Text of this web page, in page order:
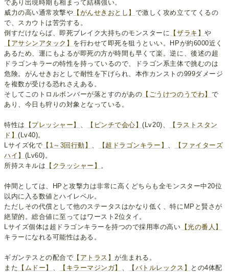
であり出現時期も相まって結構強い。
威力の高い通常攻撃や 【がんせきおとし】 で激しく攻め立ててくるの
で、スカウトは苦労する。
倒すだけならば、即死ブレイク大持ちのモンスターに
【ザラキ】や
【アサシンアタック】 を行わせて即死を狙うといい。HPが約6000近く
あるため、運にもよるが即死の方が時間も早くて楽。逆に、後述の超
ドラゴンキラーの特性を持っているので、ドラゴン系主体で挑むのは
危険。がんせきおとしで耐性を下げられ、本作カンストの999ダメージ
を複数が受ける恐れさえある。
そしてこのトロルボンバーが落とすのがあの 【ごうけつのうでわ】 で
あり、今日も狩りの対象となっている。
特性は 【プレッシャー】 【ピンチで会心】(Lv20)、
【ラストスタン
ド】(Lv40)。
Lサイズ化で 【1～3回行動】 【超ドラゴンキラー】
【ファイターズ
ハイ】 (Lv60)。
所持スキルは 【クラッシャー】 。
仲間としては、HPと攻撃力は非常に高くどちらも全モンスター中20位
以内に入る数値とハイレベル。
ただしその代償として他のステータスはかなり低く、特にMPと賢さが
絶望的。総合値に至ってはワースト2位タイ。
Lサイズ個体は超ドラゴンキラーを持つので採用率の高い 【光の番人】
キラーになれる可能性はある。
ギガンテスとの配合で 【アトラス】が生まれる。
また 【ムドー】 【キラーマジンガ】 【バトルレックス】
との4体配